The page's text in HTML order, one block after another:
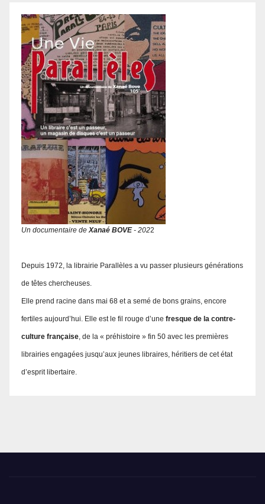
Un documentaire deXanaé BOVE- 2022
Depuis 1972, la librairie Parallèles a vu passer plusieurs générations
de têtes chercheuses.
Elle prend racine dans mai 68 et a semé de bons grains, encore
fertiles aujourd’hui. Elle est le fil rouge d’une fresque de la contre-
culture française, de la « préhistoire » fin 50 avec les premières
librairies engagées jusqu’aux jeunes libraires, héritiers de cet état
d’esprit libertaire.